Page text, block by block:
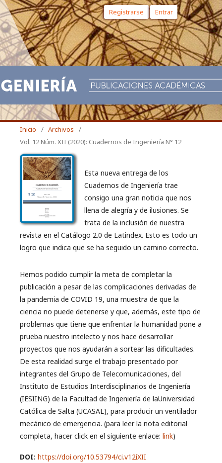
Registrarse Entrar
Inicio / Archivos
/
Vol. 12 Núm. XII (2020): Cuadernos de Ingeniería N° 12
Esta nueva entrega de los
Cuadernos de Ingeniería trae
consigo una gran noticia que nos
llena de alegría y de ilusiones. Se
trata de la inclusión de nuestra
revista en el Catálogo 2.0 de Latindex. Esto es todo un
logro que indica que se ha seguido un camino correcto.
Hemos podido cumplir la meta de completar la
publicación a pesar de las complicaciones derivadas de
la pandemia de COVID 19, una muestra de que la
ciencia no puede detenerse y que, además, este tipo de
problemas que tiene que enfrentar la humanidad pone a
prueba nuestro intelecto y nos hace desarrollar
proyectos que nos ayudarán a sortear las dificultades.
De esta realidad surge el trabajo presentado por
integrantes del Grupo de Telecomunicaciones, del
Instituto de Estudios Interdisciplinarios de Ingeniería
(IESIING) de la Facultad de Ingeniería de laUniversidad
Católica de Salta (UCASAL), para producir un ventilador
mecánico de emergencia. (para leer la nota editorial
completa, hacer click en el siguiente enlace: link)
DOI: https://doi.org/10.53794/ci.v12iXII